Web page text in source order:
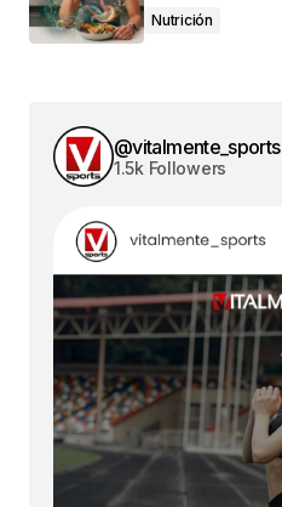
Nutrición
@vitalmente_sports
1.5k Followers